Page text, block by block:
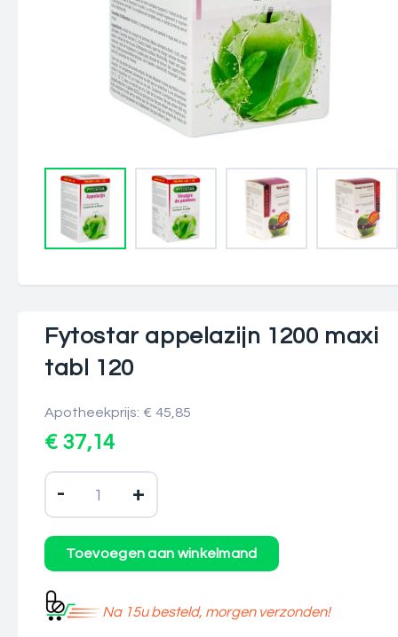
Fytostar appelazijn 1200 maxi
tabl 120
Apotheekprijs: € 45,85
€ 37,14
- +
Na 15u besteld, morgen verzonden!